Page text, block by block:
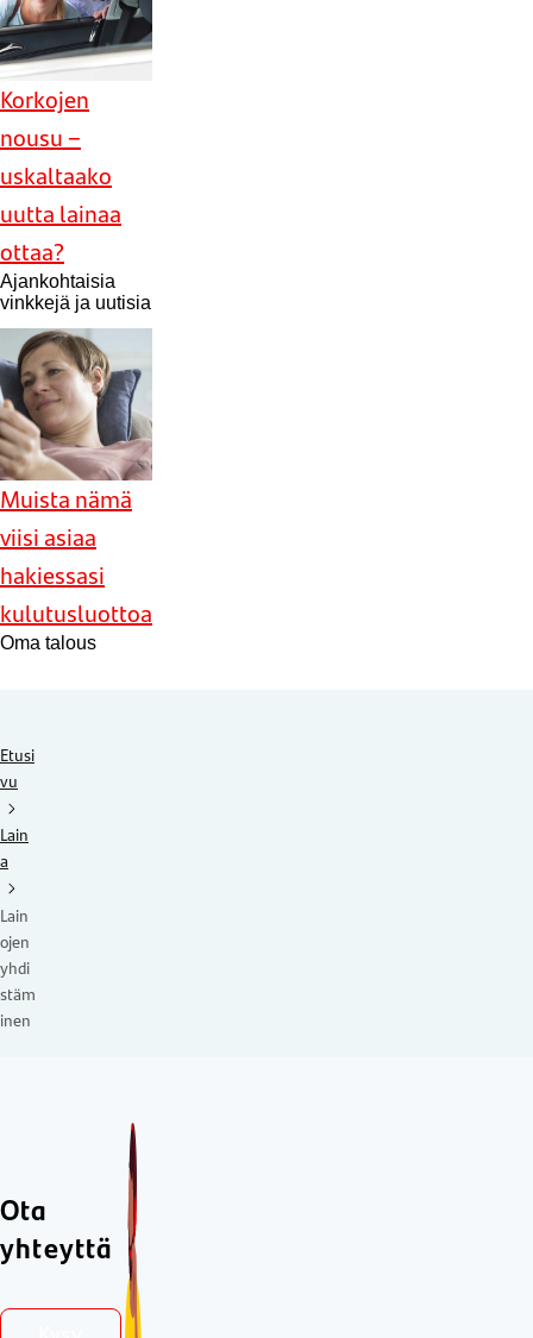
Korkojen
nousu –
uskaltaako
uutta lainaa
ottaa?
Ajankohtaisia
vinkkejä ja uutisia
Muista nämä
viisi asiaa
hakiessasi
kulutusluottoa
Oma talous
Etusi
vu
Lain
a
Lain
ojen
yhdi
stäm
inen
Ota
yhteyttä